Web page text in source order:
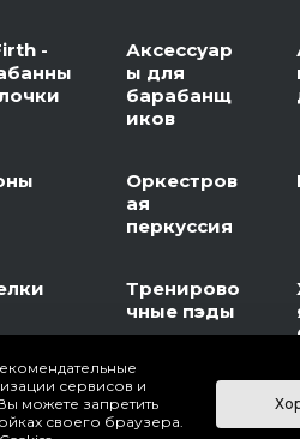
-
Аксессуар
ы для
барабанщ
иков
Оркестров
ая
перкуссия
Тренирово
чные пэды
защищены.
сервисов и
можете запретить
своего браузера.